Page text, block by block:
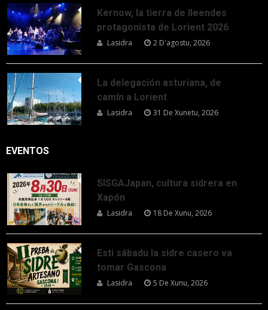
Kernow, la tierra de lleendes
protagonista de Lorient 2026
Lasidra 2 D'agostu, 2026
La delegación asturiana, de
camín a Lorient
Lasidra 31 De Xunetu, 2026
EVENTOS
SISGAJapan, cultura sidrera en
Xapón
Lasidra 18 De Xunu, 2026
Esti sábadu la sidre casero va
tomar Gascona
Lasidra 5 De Xunu, 2026